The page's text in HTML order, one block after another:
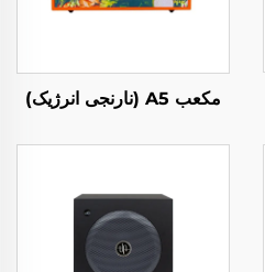
مکعب A5 (نارنجی انرژیک)